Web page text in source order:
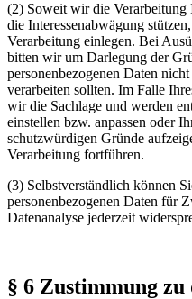
(2) Soweit wir die Verarbeitung
die Interessenabwägung
Verarbeitung einlegen. Bei
bitten wir um Darlegung der
personenbezogenen Daten
verarbeiten sollten. Im Falle
wir die Sachlage und werden
einstellen bzw. anpassen oder
schutzwürdigen Gründe
Verarbeitung fortführen.
(3) Selbstverständlich können
personenbezogenen Daten für
Datenanalyse jederzeit
§ 6 Zustimmung